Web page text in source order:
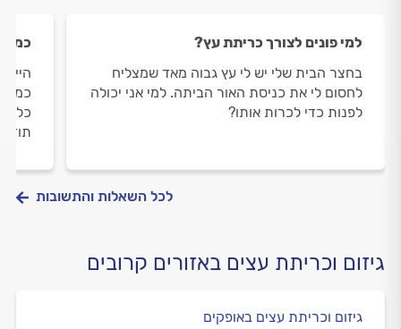
למי פונים לצורך כריתת עץ?
בחצר הבית שלי יש לי עץ גבוה מאד שמצליח
לחסום לי את כניסת האור הביתה. למי אני יכולה
לפנות כדי לכרות אותו?
כמה
היי,
כמה
לכל השאלות והתשובות
גיזום וכריתת עצים באזורים קרובים
גיזום וכריתת עצים באופקים